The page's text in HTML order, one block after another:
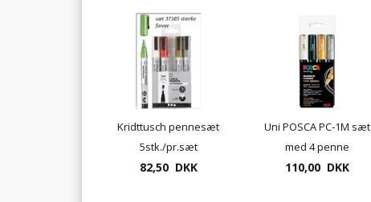
Kridttusch pennesæt
5stk./pr.sæt
82,50 DKK
Uni POSCA PC-1M sæt
med 4 penne
110,00 DKK